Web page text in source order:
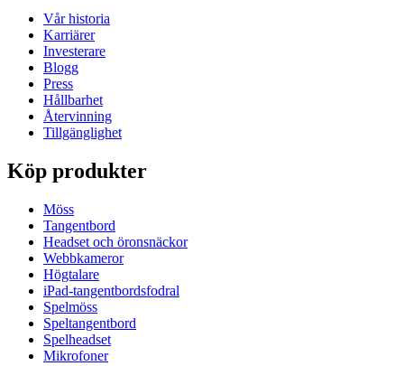
Vår historia
Karriärer
Investerare
Blogg
Press
Hållbarhet
Återvinning
Tillgänglighet
Köp produkter
Möss
Tangentbord
Headset och öronsnäckor
Webbkameror
Högtalare
iPad-tangentbordsfodral
Spelmöss
Speltangentbord
Spelheadset
Mikrofoner